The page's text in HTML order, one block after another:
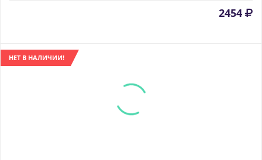
2454
НЕТ В НАЛИЧИИ!